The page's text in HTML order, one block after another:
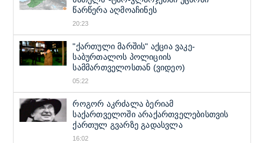
წარწერა აღმოაჩინეს
20:23
"ქართული მარშის" აქცია ვაკე-
საბურთალოს პოლიციის
სამმართველოსთან (ვიდეო)
05:22
როგორ აკრძალა ბერიამ
საქართველოში არაქართველებისთვის
ქართულ გვარზე გადასვლა
16:02